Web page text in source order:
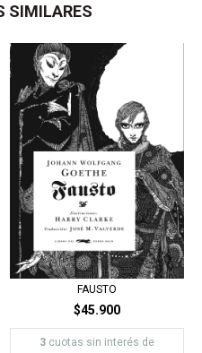
SIMILARES
FAUSTO
$45.900
3 cuotas sin interés de